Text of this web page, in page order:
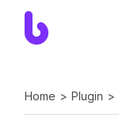
Home Plugin